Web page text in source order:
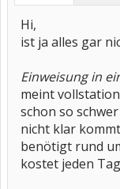
Hi,
ist ja alles gar
Einweisung in
meint
schon so
nicht klar
benötigt rund
kostet jeden